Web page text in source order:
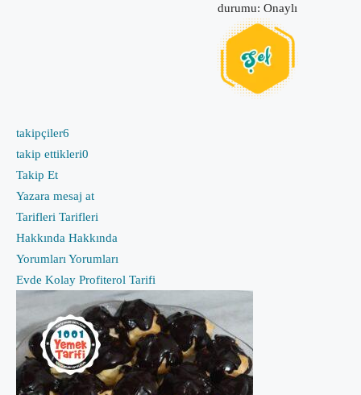
durumu: Onaylı
takipçiler6
takip ettikleri0
Takip Et
Yazara mesaj at
Tarifleri Tarifleri
Hakkında Hakkında
Yorumları Yorumları
Evde Kolay Profiterol Tarifi